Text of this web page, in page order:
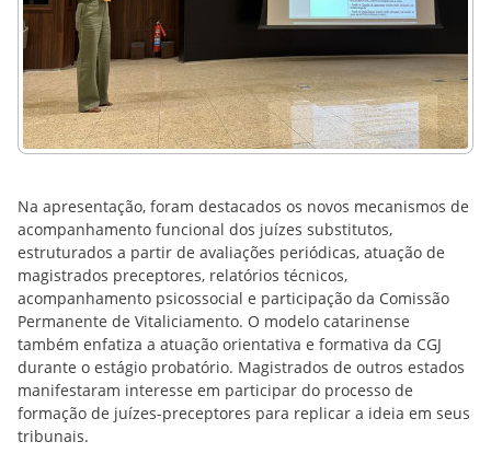
Na apresentação, foram destacados os novos mecanismos de
acompanhamento funcional dos juízes substitutos,
estruturados a partir de avaliações periódicas, atuação de
magistrados preceptores, relatórios técnicos,
acompanhamento psicossocial e participação da Comissão
Permanente de Vitaliciamento. O modelo catarinense
também enfatiza a atuação orientativa e formativa da CGJ
durante o estágio probatório. Magistrados de outros estados
manifestaram interesse em participar do processo de
formação de juízes-preceptores para replicar a ideia em seus
tribunais.